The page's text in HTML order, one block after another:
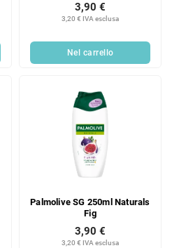
3,20 € IVA esclusa
3,90 €
Nel carrello
Palmolive SG 250ml Naturals
Fig
3,20 € IVA esclusa
3,90 €